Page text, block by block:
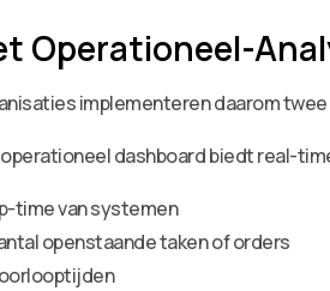
Operationeel-
implementeren daarom
dashboard biedt real-
time van systemen
openstaande taken of orders